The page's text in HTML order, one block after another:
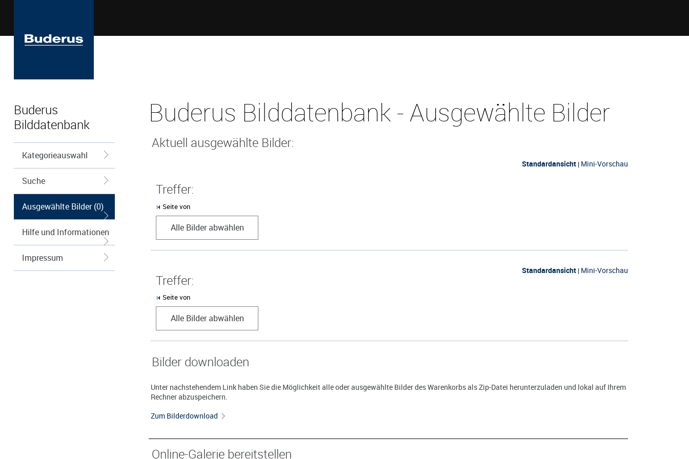
Buderus
Bilddatenbank
Kategorieauswahl
Suche
Ausgewählte Bilder (0)
Hilfe und Informationen
Impressum
Buderus Bilddatenbank - Ausgewählte Bilder
Aktuell ausgewählte Bilder:
Standardansicht | Mini-Vorschau
Treffer:
Seite von
Alle Bilder abwählen
Standardansicht | Mini-Vorschau
Treffer:
Seite von
Alle Bilder abwählen
Bilder downloaden
Unter nachstehendem Link haben Sie die Möglichkeit alle oder ausgewählte Bilder des Warenkorbs als Zip-Datei herunterzuladen und lokal auf Ihrem
Rechner abzuspeichern.
Zum Bilderdownload
Online-Galerie bereitstellen